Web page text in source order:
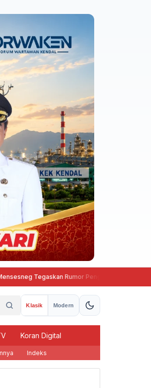
Tegaskan Rumor Penggantian Kapolri Tidak
Klasik Modern
Koran Digital
Indeks